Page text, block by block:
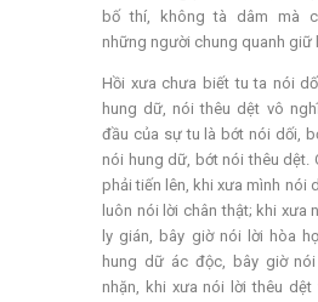
bố thí, không tà dâm mà
những người chung quanh giữ
Hồi xưa chưa biết tu ta nói
hung dữ, nói thêu dệt vô
đầu của sự tu là bớt nói dối,
nói hung dữ, bớt nói thêu dệt.
phải tiến lên, khi xưa mình nói
luôn nói lời chân thật; khi xưa
ly gián, bây giờ nói lời hòa
hung dữ ác độc, bây giờ
nhặn, khi xưa nói lời thêu